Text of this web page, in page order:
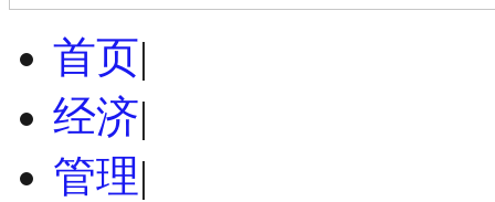
首页|
经济|
管理|